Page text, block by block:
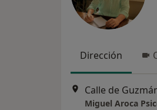
Dirección
Calle de
Miguel Aroca